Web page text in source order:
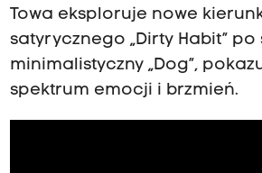
Towa eksploruje nowe
satyrycznego „Dirty Habit” po
minimalistyczny „Dog”,
spektrum emocji i brzmień.